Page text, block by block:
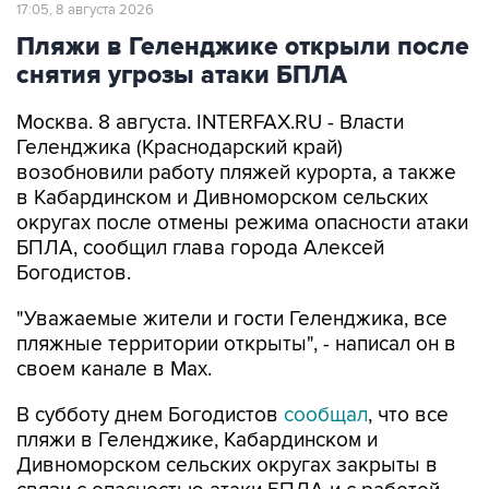
17:05, 8 августа 2026
Пляжи в Геленджике открыли после
снятия угрозы атаки БПЛА
Москва. 8 августа. INTERFAX.RU - Власти
Геленджика (Краснодарский край)
возобновили работу пляжей курорта, а также
в Кабардинском и Дивноморском сельских
округах после отмены режима опасности атаки
БПЛА, сообщил глава города Алексей
Богодистов.
"Уважаемые жители и гости Геленджика, все
пляжные территории открыты", - написал он в
своем канале в Max.
В субботу днем Богодистов сообщал, что все
пляжи в Геленджике, Кабардинском и
Дивноморском сельских округах закрыты в